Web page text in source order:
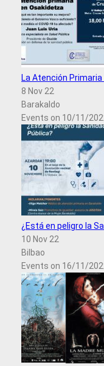
La Atención
8 Nov 22
Barakaldo
Events on 10/11/
¿Está en peligro la
10 Nov 22
Bilbao
Events on 16/11/